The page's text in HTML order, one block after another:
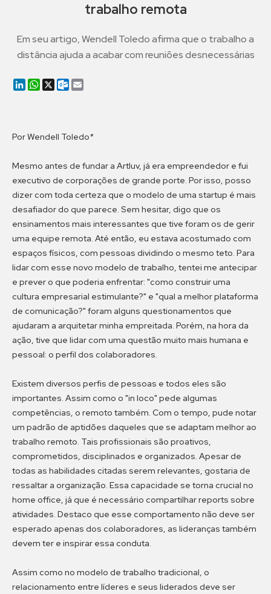
trabalho remota
Em seu artigo, Wendell Toledo afirma que o trabalho a
distância ajuda a acabar com reuniões desnecessárias
LinkedIn
WhatsApp
X Outlook.com
Por Wendell Toledo*
Mesmo antes de fundar a Artluv, já era empreendedor e fui
executivo de corporações de grande porte. Por isso, posso
dizer com toda certeza que o modelo de uma startup é mais
desafiador do que parece. Sem hesitar, digo que os
ensinamentos mais interessantes que tive foram os de gerir
uma equipe remota. Até então, eu estava acostumado com
espaços físicos, com pessoas dividindo o mesmo teto. Para
lidar com esse novo modelo de trabalho, tentei me antecipar
e prever o que poderia enfrentar: "como construir uma
cultura empresarial estimulante?" e "qual a melhor plataforma
de comunicação?" foram alguns questionamentos que
ajudaram a arquitetar minha empreitada. Porém, na hora da
ação, tive que lidar com uma questão muito mais humana e
pessoal: o perfil dos colaboradores.
Existem diversos perfis de pessoas e todos eles são
importantes. Assim como o "in loco" pede algumas
competências, o remoto também. Com o tempo, pude notar
um padrão de aptidões daqueles que se adaptam melhor ao
trabalho remoto. Tais profissionais são proativos,
comprometidos, disciplinados e organizados. Apesar de
todas as habilidades citadas serem relevantes, gostaria de
ressaltar a organização. Essa capacidade se torna crucial no
home office, já que é necessário compartilhar reports sobre
atividades. Destaco que esse comportamento não deve ser
esperado apenas dos colaboradores, as lideranças também
devem ter e inspirar essa conduta.
Assim como no modelo de trabalho tradicional, o
relacionamento entre líderes e seus liderados deve ser